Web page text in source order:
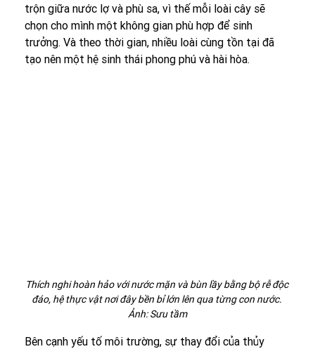
trộn giữa nước lợ và phù sa, vì thế mỗi loài cây sẽ
chọn cho mình một không gian phù hợp để sinh
trưởng. Và theo thời gian, nhiều loài cùng tồn tại đã
tạo nên một hệ sinh thái phong phú và hài hòa.
Thích nghi hoàn hảo với nước mặn và bùn lầy bằng bộ rễ độc
đáo, hệ thực vật nơi đây bền bỉ lớn lên qua từng con nước.
Ảnh: Sưu tầm
Bên cạnh yếu tố môi trường, sự thay đổi của thủy